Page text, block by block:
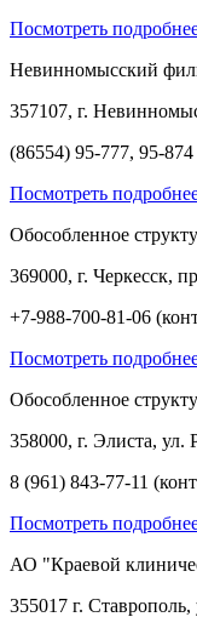
Посмотреть
Невинномысский
357107, г.
(86554) 95-777, 95-874
Посмотреть
Обособленное
369000, г. Черкесск,
+7-988-700-81-06
Посмотреть
Обособленное
358000, г. Элиста, ул.
8 (961) 843-77-11
Посмотреть
АО "Краевой
355017 г.